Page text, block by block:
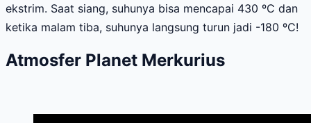
ekstrim. Saat siang, suhunya bisa mencapai 430 ºC dan
ketika malam tiba, suhunya langsung turun jadi -180 ºC!
Atmosfer Planet Merkurius